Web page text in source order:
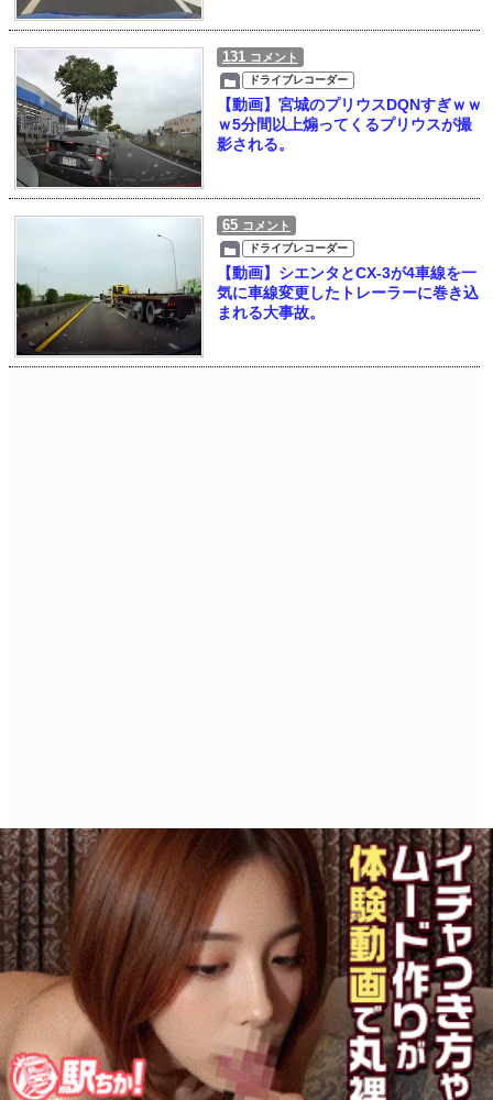
131 コメント
ドライブレコーダー
【動画】宮城のプリウスDQNすぎｗｗ
ｗ5分間以上煽ってくるプリウスが撮
影される。
65 コメント
ドライブレコーダー
【動画】シエンタとCX-3が4車線を一
気に車線変更したトレーラーに巻き込
まれる大事故。